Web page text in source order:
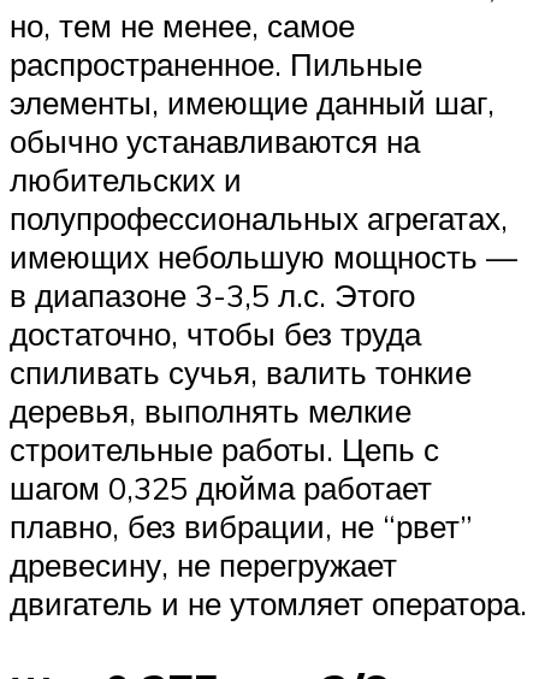
но, тем не менее, самое
распространенное. Пильные
элементы, имеющие данный шаг,
обычно устанавливаются на
любительских и
полупрофессиональных агрегатах,
имеющих небольшую мощность —
в диапазоне 3-3,5 л.с. Этого
достаточно, чтобы без труда
спиливать сучья, валить тонкие
деревья, выполнять мелкие
строительные работы. Цепь с
шагом 0,325 дюйма работает
плавно, без вибрации, не “рвет”
древесину, не перегружает
двигатель и не утомляет оператора.